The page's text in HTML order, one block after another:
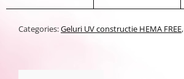
Categories:Geluri UV constructie HEMA FREE,